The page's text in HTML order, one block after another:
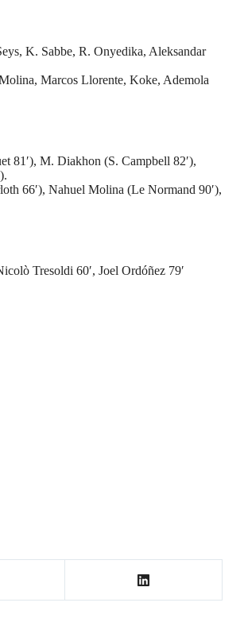
K. Sabbe, R. Onyedika, Aleksandar
Marcos Llorente, Koke, Ademola
81′), M. Diakhon (S. Campbell 82′),
66′), Nahuel Molina (Le Normand 90′),
Tresoldi 60′, Joel Ordóñez 79′